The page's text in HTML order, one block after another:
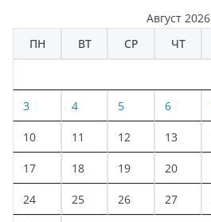
Август 2026
ПН
ВТ СР ЧТ
3 4 5 6
10 11 12 13
17 18 19 20
24 25 26 27